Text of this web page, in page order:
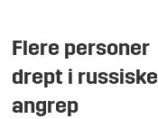
Flere personer
drept i russiske
angrep